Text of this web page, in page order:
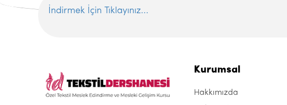
İndirmek İçin Tıklayınız...
Kurumsal
Hakkımızda